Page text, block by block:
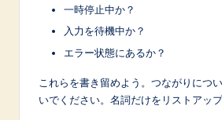
一時停止中か？
入力を待機中か？
エラー状態にあるか？
これらを書き留めよう。つながりにつ
いでください。名詞だけをリストアップ